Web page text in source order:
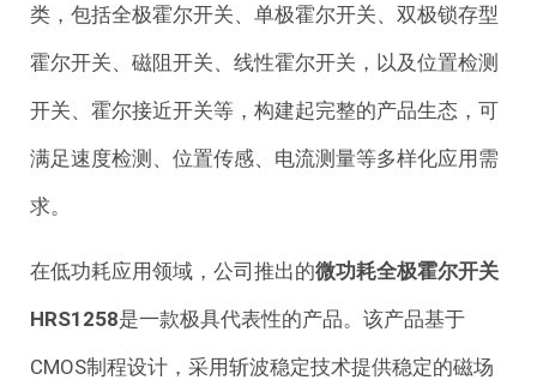
类，包括全极霍尔开关、单极霍尔开关、双极锁存型
霍尔开关、磁阻开关、线性霍尔开关，以及位置检测
开关、霍尔接近开关等，构建起完整的产品生态，可
满足速度检测、位置传感、电流测量等多样化应用需
求。
在低功耗应用领域，公司推出的微功耗全极霍尔开关
HRS1258是一款极具代表性的产品。该产品基于
CMOS制程设计，采用斩波稳定技术提供稳定的磁场